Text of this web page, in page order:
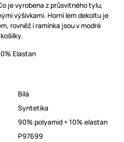
je vyrobena z průsvitného tylu,
výšivkami. Horní lem dekoltu je
rovněž i ramínka jsou v modré
Elastan
Bílá
Syntetika
90% polyamid + 10% elastan
P97699